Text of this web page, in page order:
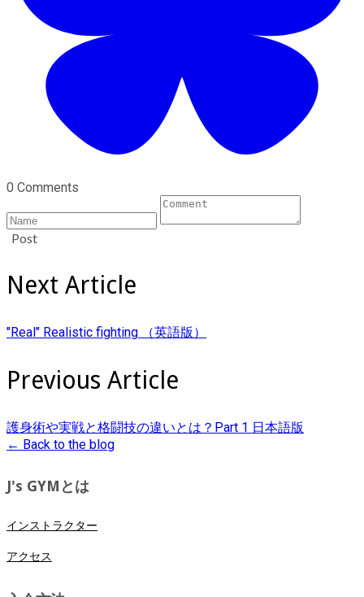
0 Comments
Post
Next Article
"Real" Realistic fighting （英語版）
Previous Article
護身術や実戦と格闘技の違いとは？Part 1 日本語版
← Back to the blog
J's GYMとは
インストラクター
アクセス